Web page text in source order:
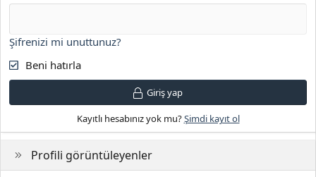
Şifrenizi mi unuttunuz?
Beni hatırla
Giriş yap
Kayıtlı hesabınız yok mu?Şimdi kayıt ol
Profili görüntüleyenler